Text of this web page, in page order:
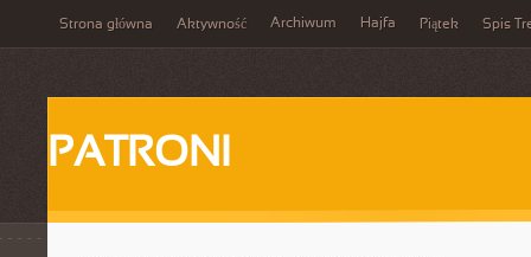
Strona główna Aktywność Archiwum Hajfa Piątek Spis
PATRONI